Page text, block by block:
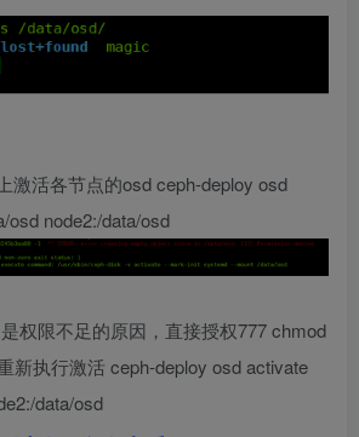
激活各节点的osd ceph-deploy osd
osd node2:/data/osd
权限不足的原因，直接授权777 chmod
新执行激活 ceph-deploy osd activate
data/osd